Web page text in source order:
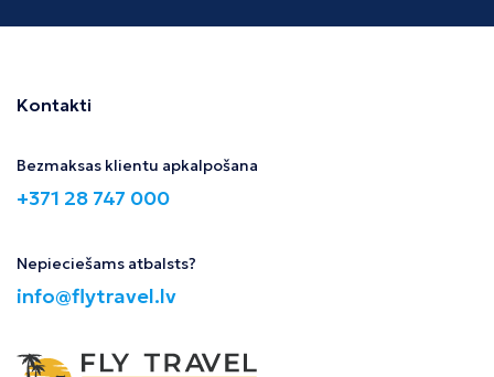
Kontakti
Bezmaksas klientu apkalpošana
+371 28 747 000
Nepieciešams atbalsts?
info@flytravel.lv